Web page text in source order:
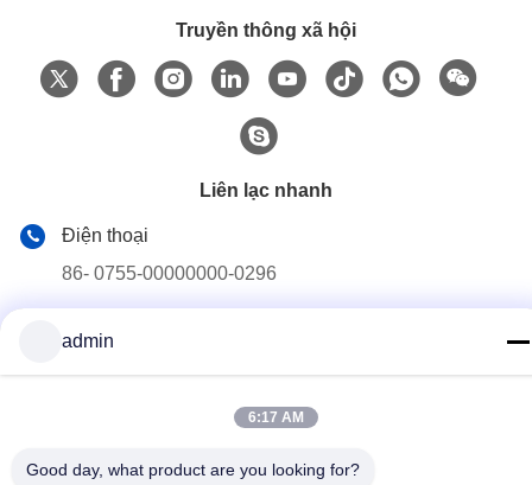
Truyền thông xã hội
Liên lạc nhanh
Điện thoại
86- 0755-00000000-0296
228, Zhanxi Road, Jiangyin City, Wuxi City, Jiangsu
admin
6:17 AM
Good day, what product are you looking for?